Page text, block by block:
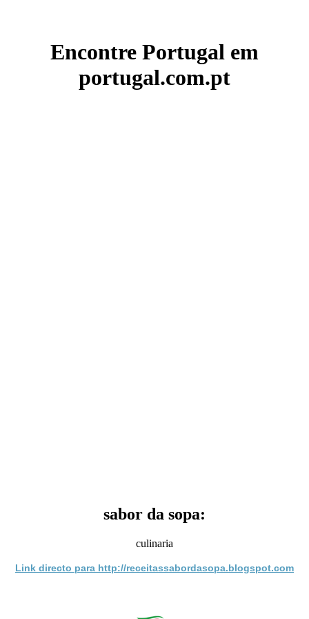
Encontre Portugal em
portugal.com.pt
sabor da sopa:
culinaria
Link directo para http://receitassabordasopa.blogspot.com